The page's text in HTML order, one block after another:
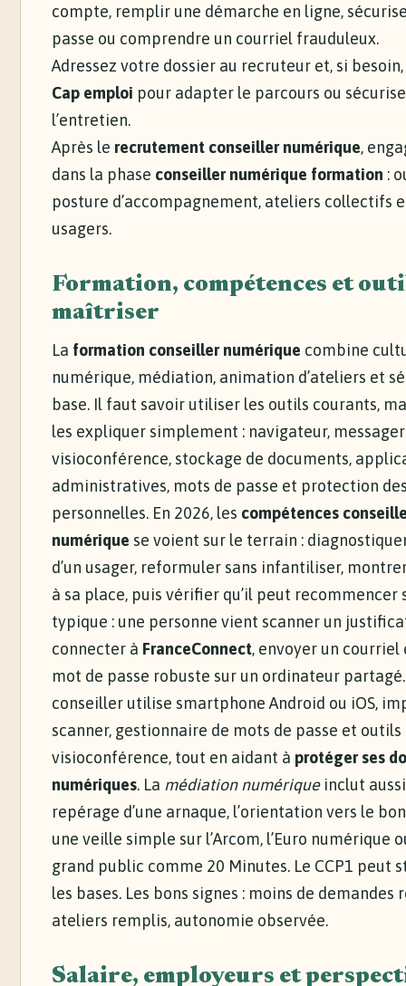
compte, remplir une démarche en ligne,
passe ou comprendre un courriel frauduleux.
Adressez votre dossier au recruteur et, si
Cap emploi pour adapter le parcours ou
l’entretien.
Après le recrutement conseiller numérique,
dans la phase conseiller numérique formation :
posture d’accompagnement, ateliers collectifs
usagers.
Formation, compétences et
maîtriser
La formation conseiller numérique combine
numérique, médiation, animation d’ateliers et
base. Il faut savoir utiliser les outils courants,
les expliquer simplement : navigateur,
visioconférence, stockage de documents,
administratives, mots de passe et protection
personnelles. En 2026, les compétences
numérique se voient sur le terrain :
d’un usager, reformuler sans infantiliser,
à sa place, puis vérifier qu’il peut recommencer
typique : une personne vient scanner un
connecter à FranceConnect, envoyer un courriel
mot de passe robuste sur un ordinateur
conseiller utilise smartphone Android ou iOS,
scanner, gestionnaire de mots de passe et outils
visioconférence, tout en aidant à protéger ses
numériques. La médiation numériqueinclut
repérage d’une arnaque, l’orientation vers le
une veille simple sur l’Arcom, l’Euro numérique
grand public comme 20 Minutes. Le CCP1 peut
les bases. Les bons signes : moins de demandes
ateliers remplis, autonomie observée.
Salaire, employeurs et